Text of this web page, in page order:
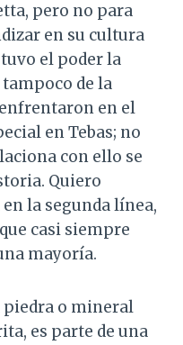
pero no para
en su cultura
el poder la
de la
en el
en Tebas; no
con ello se
Quiero
la segunda línea,
casi siempre
mayoría.
piedra o mineral
es parte de una